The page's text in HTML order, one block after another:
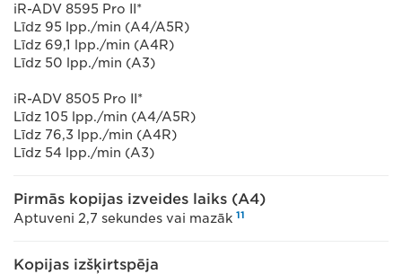
iR-ADV 8595 Pro II*
Līdz 95 lpp./min (A4/A5R)
Līdz 69,1 lpp./min (A4R)
Līdz 50 lpp./min (A3)
iR-ADV 8505 Pro II*
Līdz 105 lpp./min (A4/A5R)
Līdz 76,3 lpp./min (A4R)
Līdz 54 lpp./min (A3)
Pirmās kopijas izveides laiks (A4)
Aptuveni 2,7 sekundes vai mazāk 11
Kopijas izšķirtspēja